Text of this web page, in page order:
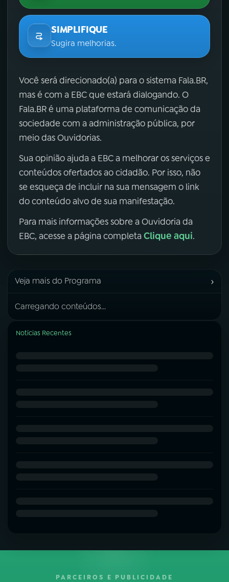
SIMPLIFIQUE
Sugira melhorias.
Você será direcionado(a) para o sistema Fala.BR,
mas é com a EBC que estará dialogando. O
Fala.BR é uma plataforma de comunicação da
sociedade com a administração pública, por
meio das Ouvidorias.
Sua opinião ajuda a EBC a melhorar os serviços e
conteúdos ofertados ao cidadão. Por isso, não
se esqueça de incluir na sua mensagem o link
do conteúdo alvo de sua manifestação.
Para mais informações sobre a Ouvidoria da
EBC, acesse a página completa Clique aqui.
Veja mais do Programa ›
Carregando conteúdos...
Notícias Recentes
PARCEIROS E PUBLICIDADE